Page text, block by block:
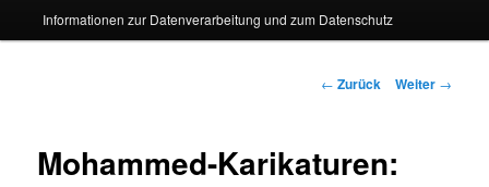
Informationen zur Datenverarbeitung und zum Datenschutz
Beitragsnavigation
← Zurück Weiter →
Mohammed-Karikaturen: